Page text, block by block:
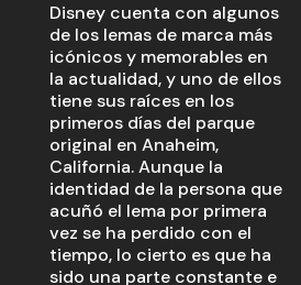
Disney cuenta con algunos
de los lemas de marca más
icónicos y memorables en
la actualidad, y uno de ellos
tiene sus raíces en los
primeros días del parque
original en Anaheim,
California. Aunque la
identidad de la persona que
acuñó el lema por primera
vez se ha perdido con el
tiempo, lo cierto es que ha
sido una parte constante e